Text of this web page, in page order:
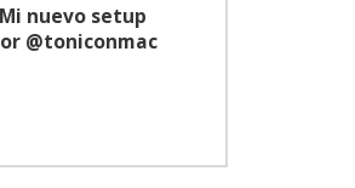
Mi nuevo setup
@toniconmac